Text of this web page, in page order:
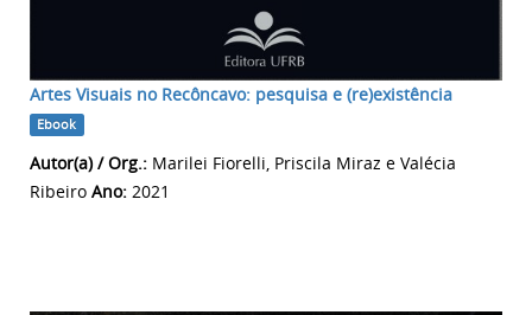
Artes Visuais no Recôncavo: pesquisa e (re)existência
Ebook
Autor(a) / Org.: Marilei Fiorelli, Priscila Miraz e Valécia
Ribeiro Ano: 2021